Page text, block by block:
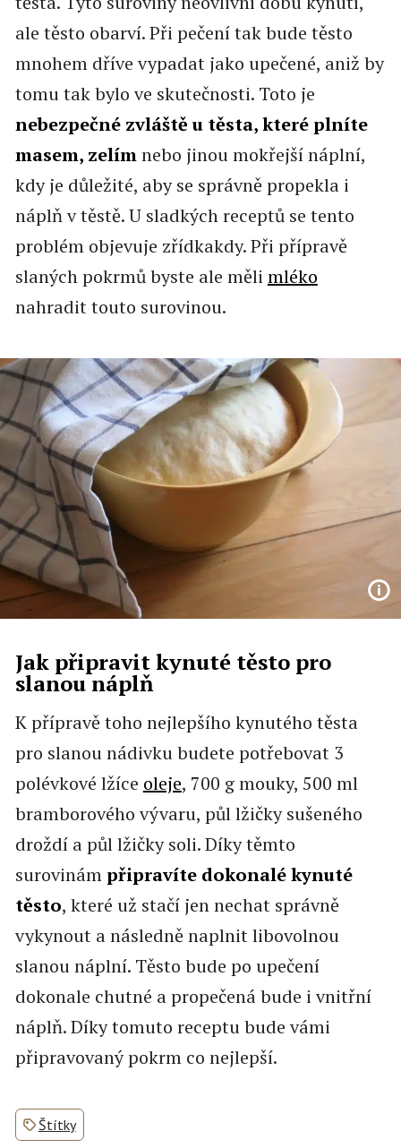
ale těsto obarví. Při pečení tak bude těsto
mnohem dříve vypadat jako upečené, aniž by
tomu tak bylo ve skutečnosti. Toto je
nebezpečné zvláště u těsta, které plníte
masem, zelímnebo jinou mokřejší náplní,
kdy je důležité, aby se správně propekla i
náplň v těstě. U sladkých receptů se tento
problém objevuje zřídkakdy. Při přípravě
slaných pokrmů byste ale měli mléko
nahradit touto surovinou.
Jak připravit kynuté těsto pro
slanou náplň
K přípravě toho nejlepšího kynutého těsta
pro slanou nádivku budete potřebovat 3
polévkové lžíce oleje, 700 g mouky, 500 ml
bramborového vývaru, půl lžičky sušeného
droždí a půl lžičky soli. Díky těmto
surovinámpřipravíte dokonalé kynuté
těsto, které už stačí jen nechat správně
vykynout a následně naplnit libovolnou
slanou náplní. Těsto bude po upečení
dokonale chutné a propečená bude i vnitřní
náplň. Díky tomuto receptu bude vámi
připravovaný pokrm co nejlepší.
Štítky